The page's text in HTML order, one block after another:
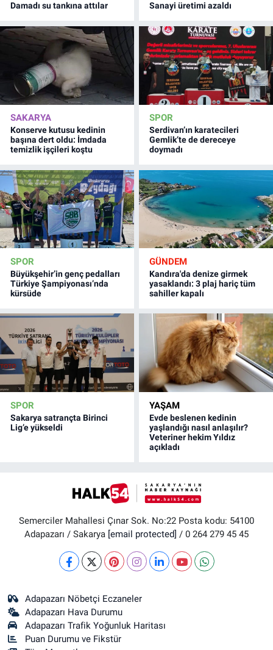
Damadı su tankına attılar Sanayi üretimi azaldı
SAKARYA
Konserve kutusu kedinin
başına dert oldu: İmdada
temizlik işçileri koştu
SPOR
Serdivan’ın karatecileri
Gemlik’te de dereceye
doymadı
SPOR
Büyükşehir’in genç pedalları
Türkiye Şampiyonası’nda
kürsüde
GÜNDEM
Kandıra'da denize girmek
yasaklandı: 3 plaj hariç tüm
sahiller kapalı
SPOR
Sakarya satrançta Birinci
Lig’e yükseldi
YAŞAM
Evde beslenen kedinin
yaşlandığı nasıl anlaşılır?
Veteriner hekim Yıldız
açıkladı
Semerciler Mahallesi Çınar Sok. No:22 Posta kodu: 54100
Adapazarı / Sakarya [email protected] / 0 264 279 45 45
Adapazarı Nöbetçi Eczaneler
Adapazarı Hava Durumu
Adapazarı Trafik Yoğunluk Haritası
Puan Durumu ve Fikstür